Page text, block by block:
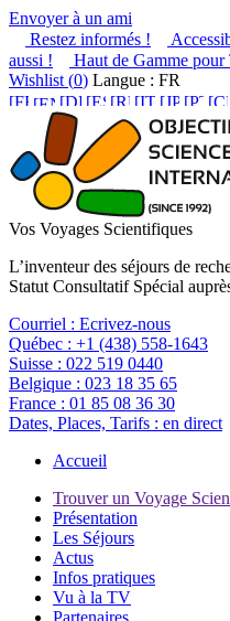
Envoyer à un ami
Restez informés !
aussi !
Haut de Gamme pour
Wishlist (0) Langue : FR
Vos Voyages Scientifiques
L’inventeur des séjours de
Statut Consultatif Spécial
Courriel : Ecrivez-nous
Québec : +1 (438) 558-1643
Suisse : 022 519 0440
Belgique : 023 18 35 65
France : 01 85 08 36 30
Dates, Places, Tarifs : en direct
Accueil
Trouver un Voyage
Présentation
Les Séjours
Actus
Infos pratiques
Vu à la TV
Partenaires